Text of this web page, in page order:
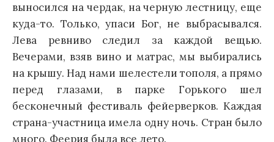
выносился на чердак, на черную лестницу, еще
куда-то. Только, упаси Бог, не выбрасывался.
Лева ревниво следил за каждой вещью.
Вечерами, взяв вино и матрас, мы выбирались
на крышу. Над нами шелестели тополя, а прямо
перед глазами, в парке Горького шел
бесконечный фестиваль фейерверков. Каждая
страна-участница имела одну ночь. Стран было
много. Феерия была все лето.